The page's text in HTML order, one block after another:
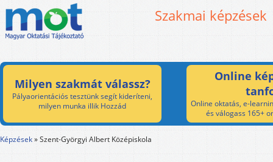
Szakmai képzések
Milyen szakmát válassz?
Pályaorientációs tesztünk segít kideríteni,
milyen munka illik Hozzád
Online
Online oktatás, e-
és válogass 165+
Képzések»Szent-Györgyi Albert Középiskola